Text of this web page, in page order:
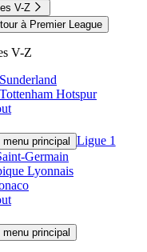
V-Z
à Premier League
V-Z
Sunderland
Tottenham Hotspur
menu principal Ligue 1
Germain
Lyonnais
menu principal